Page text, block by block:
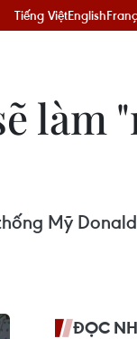
Tiếng ViệtEnglish
làm
Mỹ
ĐỌC